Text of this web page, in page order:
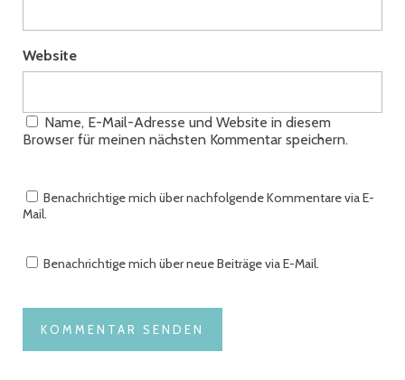
Website
Name, E-Mail-Adresse und Website in diesem
Browser für meinen nächsten Kommentar speichern.
Benachrichtige mich über nachfolgende Kommentare via E-
Mail.
Benachrichtige mich über neue Beiträge via E-Mail.